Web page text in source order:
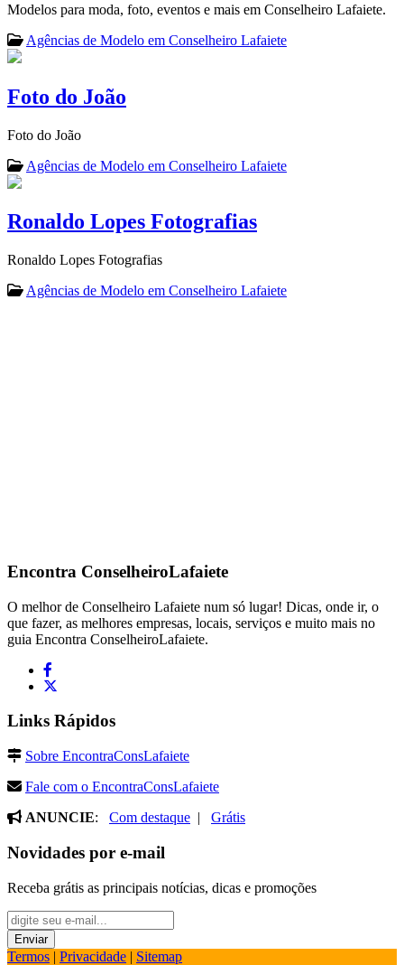
Modelos para moda, foto, eventos e mais em Conselheiro Lafaiete.
Agências de Modelo em Conselheiro Lafaiete
Foto do João
Foto do João
Agências de Modelo em Conselheiro Lafaiete
Ronaldo Lopes Fotografias
Ronaldo Lopes Fotografias
Agências de Modelo em Conselheiro Lafaiete
Encontra ConselheiroLafaiete
O melhor de Conselheiro Lafaiete num só lugar! Dicas, onde ir, o
que fazer, as melhores empresas, locais, serviços e muito mais no
guia Encontra ConselheiroLafaiete.
Links Rápidos
Sobre EncontraConsLafaiete
Fale com o EncontraConsLafaiete
ANUNCIE: Com destaque | Grátis
Novidades por e-mail
Receba grátis as principais notícias, dicas e promoções
Termos | Privacidade | Sitemap